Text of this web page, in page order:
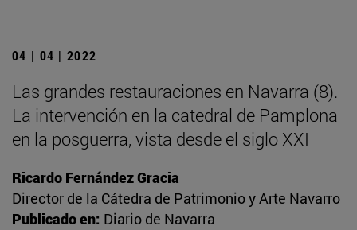
04 | 04 | 2022
Las grandes restauraciones en Navarra (8).
La intervención en la catedral de Pamplona
en la posguerra, vista desde el siglo XXI
Ricardo Fernández Gracia
Director de la Cátedra de Patrimonio y Arte Navarro
Publicado en: Diario de Navarra